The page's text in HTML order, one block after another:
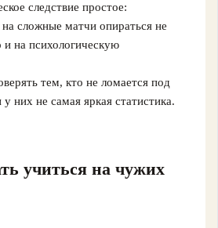
следствие простое:
сложные матчи опираться не
и на психологическую
тем, кто не ломается под
них не самая яркая статистика.
учиться на чужих